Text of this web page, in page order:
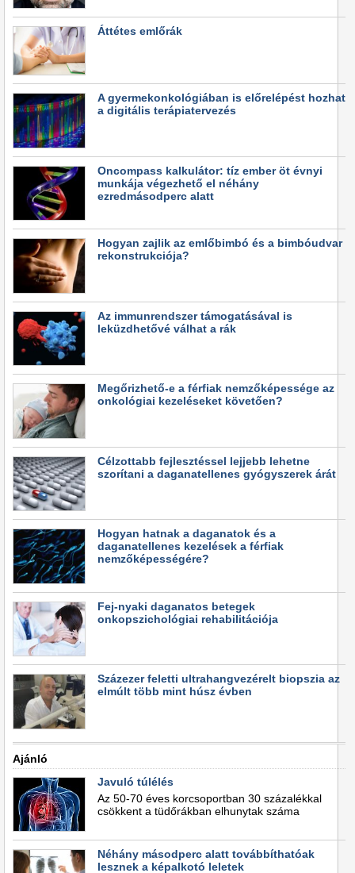
Áttétes emlőrák
A gyermekonkológiában is előrelépést hozhat
a digitális terápiatervezés
Oncompass kalkulátor: tíz ember öt évnyi
munkája végezhető el néhány
ezredmásodperc alatt
Hogyan zajlik az emlőbimbó és a bimbóudvar
rekonstrukciója?
Az immunrendszer támogatásával is
leküzdhetővé válhat a rák
Megőrizhető-e a férfiak nemzőképessége az
onkológiai kezeléseket követően?
Célzottabb fejlesztéssel lejjebb lehetne
szorítani a daganatellenes gyógyszerek árát
Hogyan hatnak a daganatok és a
daganatellenes kezelések a férfiak
nemzőképességére?
Fej-nyaki daganatos betegek
onkopszichológiai rehabilitációja
Százezer feletti ultrahangvezérelt biopszia az
elmúlt több mint húsz évben
Ajánló
Javuló túlélés
Az 50-70 éves korcsoportban 30 százalékkal
csökkent a tüdőrákban elhunytak száma
Néhány másodperc alatt továbbíthatóak
lesznek a képalkotó leletek